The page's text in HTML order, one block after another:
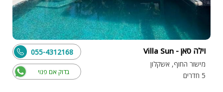
וילה סאן - Villa Sun
מישור החוף, אשקלון
5 חדרים
בדוק אם פנוי
055-4312168